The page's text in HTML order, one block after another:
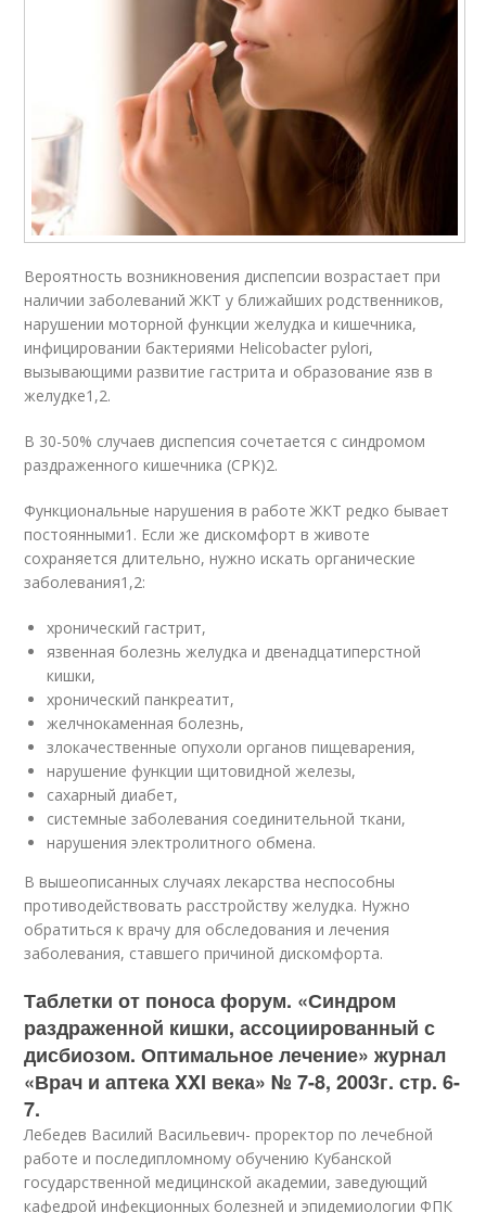
Вероятность возникновения диспепсии возрастает при
наличии заболеваний ЖКТ у ближайших родственников,
нарушении моторной функции желудка и кишечника,
инфицировании бактериями Helicobacter pylori,
вызывающими развитие гастрита и образование язв в
желудке1,2.
В 30-50% случаев диспепсия сочетается с синдромом
раздраженного кишечника (СРК)2.
Функциональные нарушения в работе ЖКТ редко бывает
постоянными1 . Если же дискомфорт в животе
сохраняется длительно, нужно искать органические
заболевания1,2:
хронический гастрит,
язвенная болезнь желудка и двенадцатиперстной
кишки,
хронический панкреатит,
желчнокаменная болезнь,
злокачественные опухоли органов пищеварения,
нарушение функции щитовидной железы,
сахарный диабет,
системные заболевания соединительной ткани,
нарушения электролитного обмена.
В вышеописанных случаях лекарства неспособны
противодействовать расстройству желудка. Нужно
обратиться к врачу для обследования и лечения
заболевания, ставшего причиной дискомфорта.
Таблетки от поноса форум. «Синдром
раздраженной кишки, ассоциированный с
дисбиозом. Оптимальное лечение» журнал
«Врач и аптека XXI века» № 7-8, 2003г. стр. 6-
7.
Лебедев Василий Васильевич- проректор по лечебной
работе и последипломному обучению Кубанской
государственной медицинской академии, заведующий
кафедрой инфекционных болезней и эпидемиологии ФПК